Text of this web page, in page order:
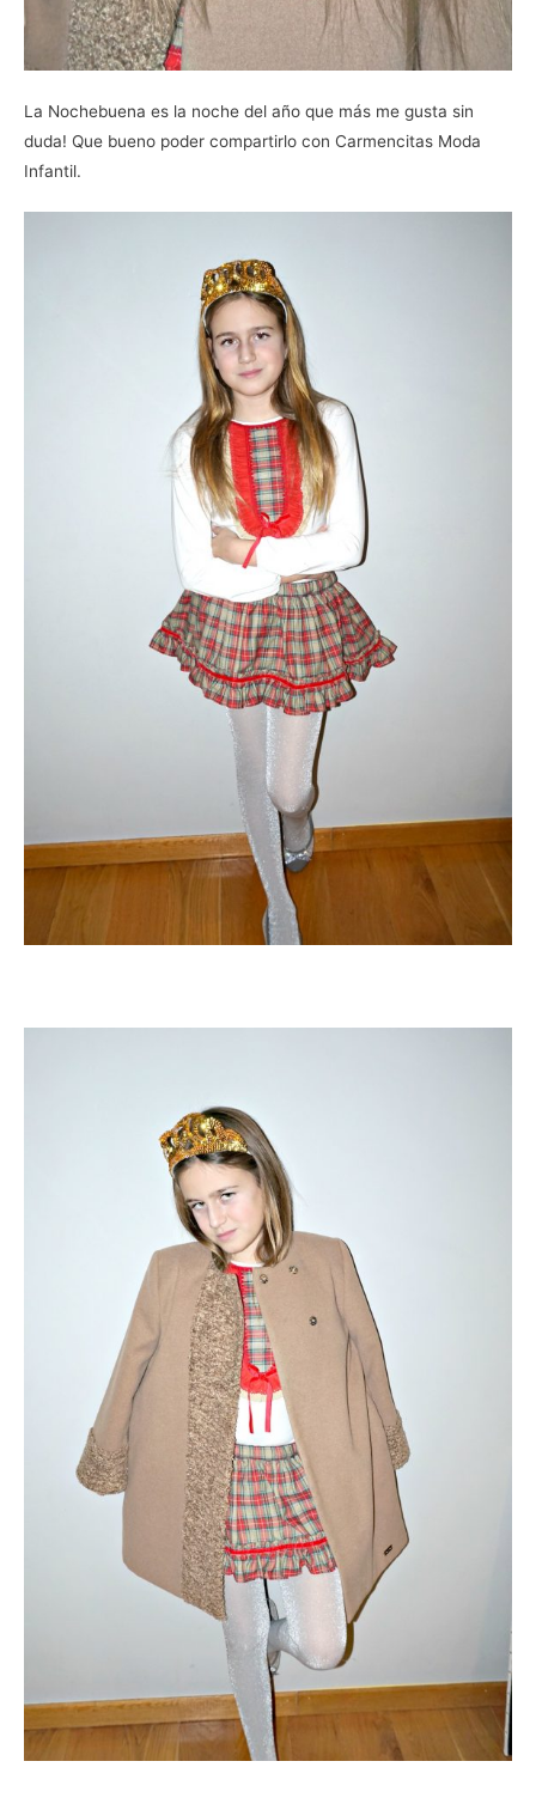
La Nochebuena es la noche del año que más me gusta sin
duda! Que bueno poder compartirlo con Carmencitas Moda
Infantil.